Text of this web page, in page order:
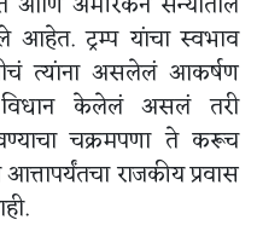
आहेत. ट्रम्प यांचा स्वभाव
त्यांना असलेलं आकर्षण
विधान केलेलं असलं तरी
चक्रमपणा ते करूच
राजकीय प्रवास